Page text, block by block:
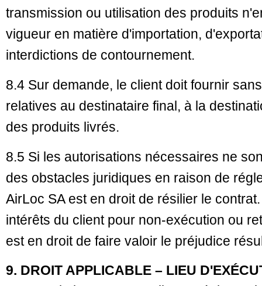
transmission ou utilisation des produits
vigueur en matière d'importation,
interdictions de contournement.
8.4 Sur demande, le client doit fournir
relatives au destinataire final, à la
des produits livrés.
8.5 Si les autorisations nécessaires ne
des obstacles juridiques en raison de
AirLoc SA est en droit de résilier le
intérêts du client pour non-exécution ou
est en droit de faire valoir le préjudice
9. DROIT APPLICABLE – LIEU